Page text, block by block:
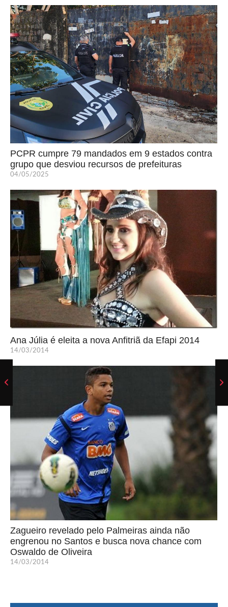
PCPR cumpre 79 mandados em 9 estados contra
grupo que desviou recursos de prefeituras
04/05/2025
Ana Júlia é eleita a nova Anfitriã da Efapi 2014
14/03/2014
Zagueiro revelado pelo Palmeiras ainda não
engrenou no Santos e busca nova chance com
Oswaldo de Oliveira
14/03/2014